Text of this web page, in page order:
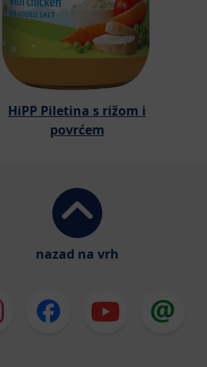
HiPP Piletina s rižom i
povrćem
nazad na vrh